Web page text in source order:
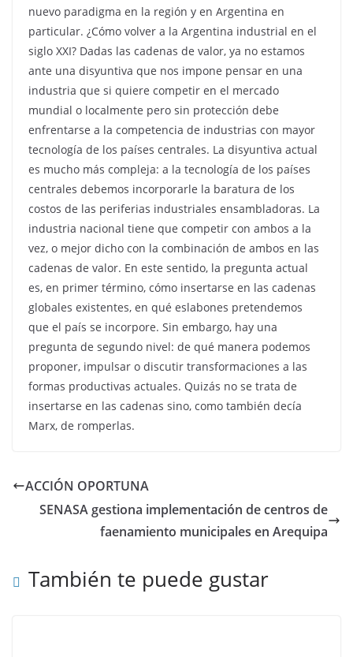
nuevo paradigma en la región y en Argentina en
particular. ¿Cómo volver a la Argentina industrial en el
siglo XXI? Dadas las cadenas de valor, ya no estamos
ante una disyuntiva que nos impone pensar en una
industria que si quiere competir en el mercado
mundial o localmente pero sin protección debe
enfrentarse a la competencia de industrias con mayor
tecnología de los países centrales. La disyuntiva actual
es mucho más compleja: a la tecnología de los países
centrales debemos incorporarle la baratura de los
costos de las periferias industriales ensambladoras. La
industria nacional tiene que competir con ambos a la
vez, o mejor dicho con la combinación de ambos en las
cadenas de valor. En este sentido, la pregunta actual
es, en primer término, cómo insertarse en las cadenas
globales existentes, en qué eslabones pretendemos
que el país se incorpore. Sin embargo, hay una
pregunta de segundo nivel: de qué manera podemos
proponer, impulsar o discutir transformaciones a las
formas productivas actuales. Quizás no se trata de
insertarse en las cadenas sino, como también decía
Marx, de romperlas.
ACCIÓN OPORTUNA
SENASA gestiona implementación de centros de
faenamiento municipales en Arequipa
También te puede gustar